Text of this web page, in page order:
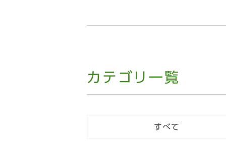
カテゴリ一覧
すべて